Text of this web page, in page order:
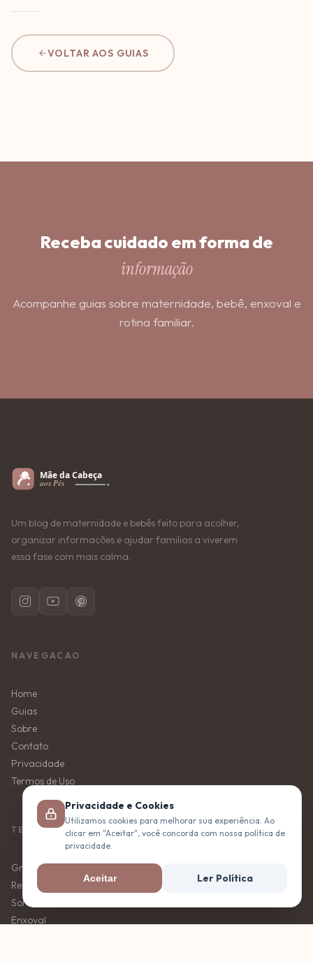
VOLTAR AOS GUIAS
Receba cuidado em forma de
informação
Acompanhe guias sobre maternidade, bebê, enxoval e
rotina familiar.
Um blog de maternidade e bebês feito para acolher,
organizar informacões e ajudar familias a viverem
essa fase com mais calma.
NAVEGACAO
Home
Guias
Sobre
Contato
Privacidade
Termos de Uso
TEMAS
Gravidez
Recem-nascido
Sono do bebê
Enxoval
Privacidade e Cookies
Utilizamos cookies para melhorar sua experiência. Ao
clicar em "Aceitar", você concorda com nossa política de
privacidade.
Aceitar Ler Política